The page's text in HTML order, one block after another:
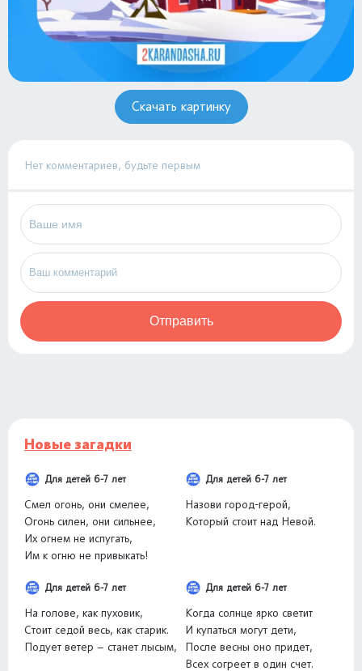
Скачать картинку
Нет комментариев, будьте первым
Отправить
Новые загадки
Для детей 6-7 лет
Смел огонь, они смелее,
Огонь силен, они сильнее,
Их огнем не испугать,
Им к огню не привыкать!
Для детей 6-7 лет
Назови город-герой,
Который стоит над Невой.
Для детей 6-7 лет
На голове, как пуховик,
Стоит седой весь, как старик.
Подует ветер – станет лысым,
Для детей 6-7 лет
Когда солнце ярко светит
И купаться могут дети,
После весны оно придет,
Всех согреет в один счет.